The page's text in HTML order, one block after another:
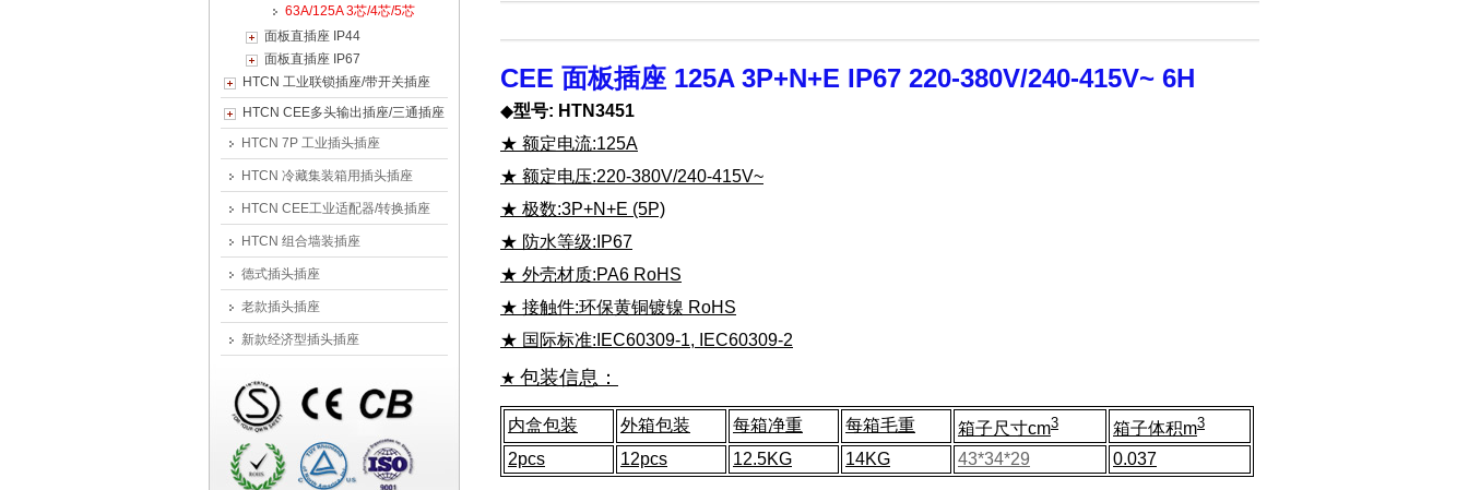
63A/125A 3芯/4芯/5芯
面板直插座 IP44
面板直插座 IP67
HTCN 工业联锁插座/带开关插座
HTCN CEE多头输出插座/三通插座
HTCN 7P 工业插头插座
HTCN 冷藏集装箱用插头插座
HTCN CEE工业适配器/转换插座
HTCN 组合墙装插座
德式插头插座
老款插头插座
新款经济型插头插座
CEE 面板插座 125A 3P+N+E IP67 220-380V/240-415V~ 6H
◆型号: HTN3451
★ 额定电流:125A
★ 额定电压:220-380V/240-415V~
★ 极数:3P+N+E (5P)
★ 防水等级:IP67
★ 外壳材质:PA6 RoHS
★ 接触件:环保黄铜镀镍 RoHS
★ 国际标准:IEC60309-1, IEC60309-2
★ 包装信息：
内盒包装 外箱包装 每箱净重 每箱毛重 箱子尺寸cm3 箱子体积m3
2pcs 12pcs 12.5KG 14KG 43*34*29 0.037